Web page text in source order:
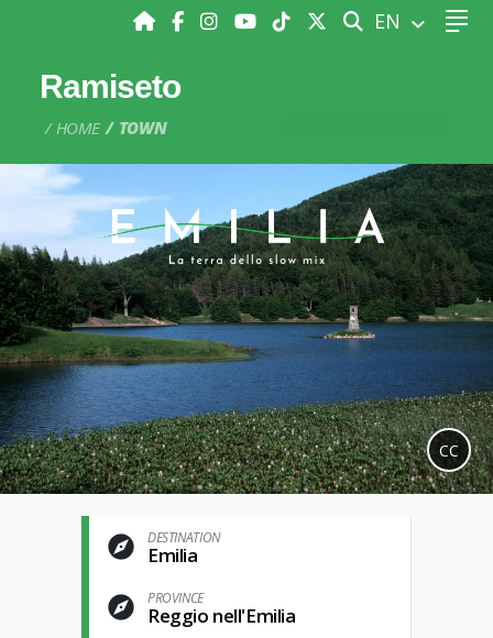
SEARCH
EN
Ramiseto
HOME TOWN
CC
DESTINATION
Emilia
PROVINCE
Reggio nell'Emilia